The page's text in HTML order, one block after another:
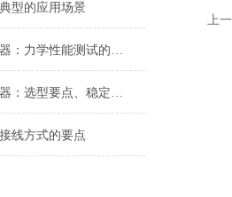
型的应用场景
试验机传感器：力学性能测试的核心组件解析
试验机传感器：选型要点、稳定性及分类详解
线方式的要点
上